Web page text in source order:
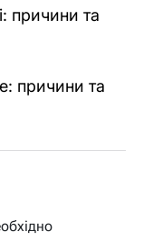
причини та
причини та